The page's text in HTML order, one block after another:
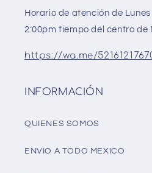
Horario de atención de
2:00pm tiempo del centro de
https://wa.me/
INFORMACIÓN
QUIENES SOMOS
ENVIO A TODO MEXICO